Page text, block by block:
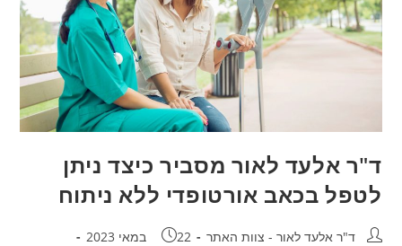
ד"ר אלעד לאור מסביר כיצד ניתן
לטפל בכאב אורטופדי ללא ניתוח
מחבר:ד"ר אלעד לאור - צוות האתר פורסם:
22 במאי 2023